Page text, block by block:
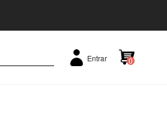
Entrar 0